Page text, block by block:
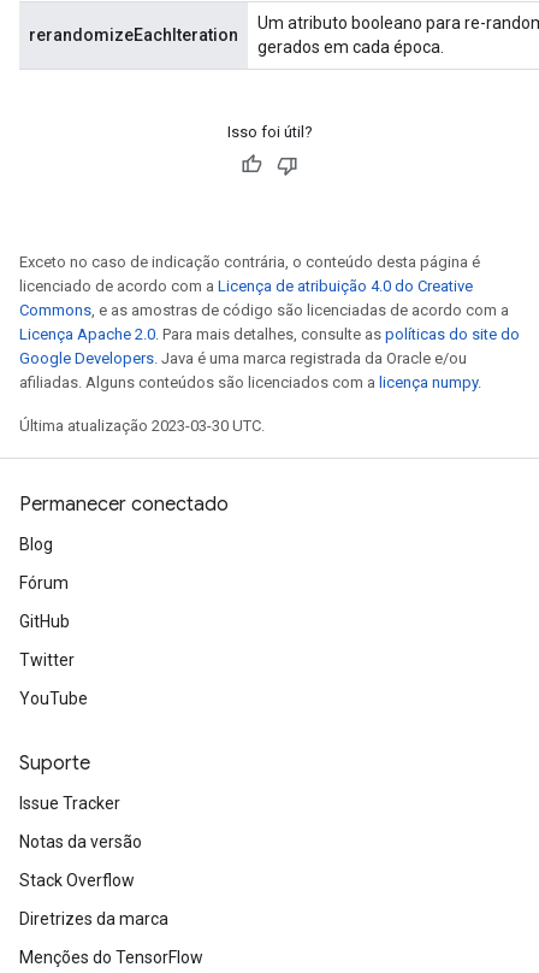
rerandomizeEachIteration
Um atributo booleano para re-
gerados em cada época.
Isso foi útil?
Exceto no caso de indicação contrária, o conteúdo desta página é
licenciado de acordo com a Licença de atribuição 4.0 do Creative
Commons, e as amostras de código são licenciadas de acordo com a
Licença Apache 2.0. Para mais detalhes, consulte as políticas do site do
Google Developers. Java é uma marca registrada da Oracle e/ou
afiliadas. Alguns conteúdos são licenciados com a licença numpy.
Última atualização 2023-03-30 UTC.
Permanecer conectado
Blog
Fórum
GitHub
Twitter
YouTube
Suporte
Issue Tracker
Notas da versão
Stack Overflow
Diretrizes da marca
Menções do TensorFlow